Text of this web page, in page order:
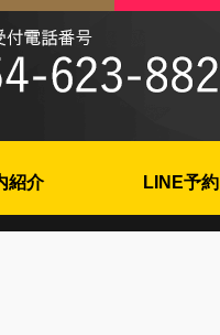
紹介 LINE予約